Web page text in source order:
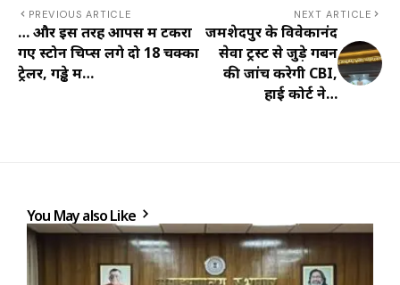
PREVIOUS ARTICLE
… और इस तरह आपस में टकरा
गए स्टोन चिप्स लगे दो 18 चक्का
ट्रेलर, गड्ढे में…
NEXT ARTICLE
जमशेदपुर के विवेकानंद
सेवा ट्रस्ट से जुड़े गबन
की जांच करेगी CBI,
हाई कोर्ट ने…
You May also Like